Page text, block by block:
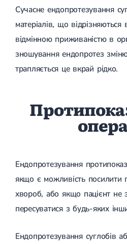
Безкам'яний
Гострі
Бронхіт
Бронхіт у дітей
Хронічний
Гострий
Грип
Ротавірусна
Асептичний некроз таранної
Блокування суглоба
Епікондиліт
Переломи
Сучасне ендопротезування
матеріалів, що
відмінною приживаністю в
зношування ендопротез
трапляється це вкрай рідко.
Ендопротезування
якщо є можливість посилити
хвороб, або якщо пацієнт не
пересуватися з будь-яких
Ендопротезування суглобів